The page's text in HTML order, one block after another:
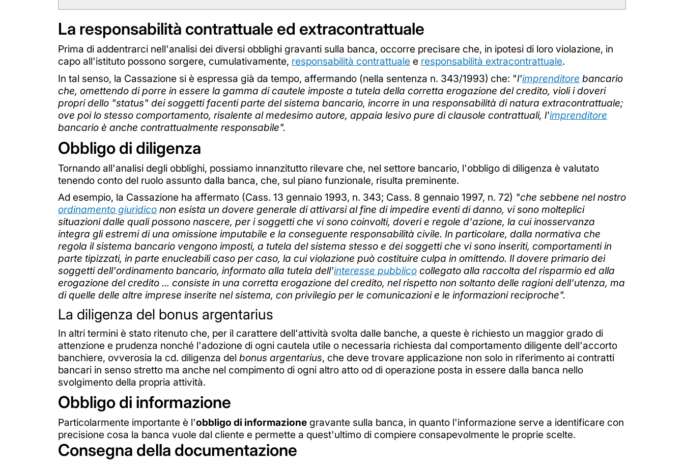
La responsabilità contrattuale ed extracontrattuale
Prima di addentrarci nell'analisi dei diversi obblighi gravanti sulla banca, occorre precisare che, in ipotesi di loro violazione, in
capo all'istituto possono sorgere, cumulativamente, responsabilità contrattuale e responsabilità extracontrattuale.
In tal senso, la Cassazione si è espressa già da tempo, affermando (nella sentenza n. 343/1993) che: "l'imprenditore bancario
che, omettendo di porre in essere la gamma di cautele imposte a tutela della corretta erogazione del credito, violi i doveri
propri dello "status" dei soggetti facenti parte del sistema bancario, incorre in una responsabilità di natura extracontrattuale;
ove poi lo stesso comportamento, risalente al medesimo autore, appaia lesivo pure di clausole contrattuali, l'imprenditore
bancario è anche contrattualmente responsabile".
Obbligo di diligenza
Tornando all'analisi degli obblighi, possiamo innanzitutto rilevare che, nel settore bancario, l'obbligo di diligenza è valutato
tenendo conto del ruolo assunto dalla banca, che, sul piano funzionale, risulta preminente.
Ad esempio, la Cassazione ha affermato (Cass. 13 gennaio 1993, n. 343; Cass. 8 gennaio 1997, n. 72) "che sebbene nel nostro
ordinamento giuridico non esista un dovere generale di attivarsi al fine di impedire eventi di danno, vi sono molteplici
situazioni dalle quali possono nascere, per i soggetti che vi sono coinvolti, doveri e regole d'azione, la cui inosservanza
integra gli estremi di una omissione imputabile e la conseguente responsabilità civile. In particolare, dalla normativa che
regola il sistema bancario vengono imposti, a tutela del sistema stesso e dei soggetti che vi sono inseriti, comportamenti in
parte tipizzati, in parte enucleabili caso per caso, la cui violazione può costituire culpa in omittendo. Il dovere primario dei
soggetti dell'ordinamento bancario, informato alla tutela dell'interesse pubblico collegato alla raccolta del risparmio ed alla
erogazione del credito ... consiste in una corretta erogazione del credito, nel rispetto non soltanto delle ragioni dell'utenza, ma
di quelle delle altre imprese inserite nel sistema, con privilegio per le comunicazioni e le informazioni reciproche".
La diligenza del bonus argentarius
In altri termini è stato ritenuto che, per il carattere dell'attività svolta dalle banche, a queste è richiesto un maggior grado di
attenzione e prudenza nonché l'adozione di ogni cautela utile o necessaria richiesta dal comportamento diligente dell'accorto
banchiere, ovverosia la cd. diligenza del bonus argentarius, che deve trovare applicazione non solo in riferimento ai contratti
bancari in senso stretto ma anche nel compimento di ogni altro atto od di operazione posta in essere dalla banca nello
svolgimento della propria attività.
Obbligo di informazione
Particolarmente importante è l'obbligo di informazione gravante sulla banca, in quanto l'informazione serve a identificare con
precisione cosa la banca vuole dal cliente e permette a quest'ultimo di compiere consapevolmente le proprie scelte.
Consegna della documentazione